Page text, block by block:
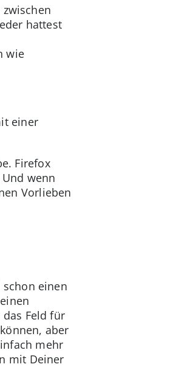
hattest
wie
einer
Firefox
wenn
Vorlieben
einen
Feld für
aber
mehr
mit Deiner